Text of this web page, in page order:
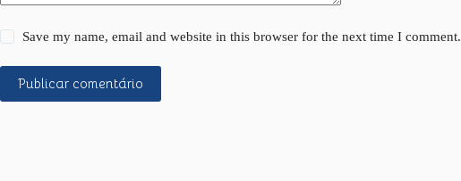
Save my name, email and website in this browser for the next time I comment.
Publicar comentário